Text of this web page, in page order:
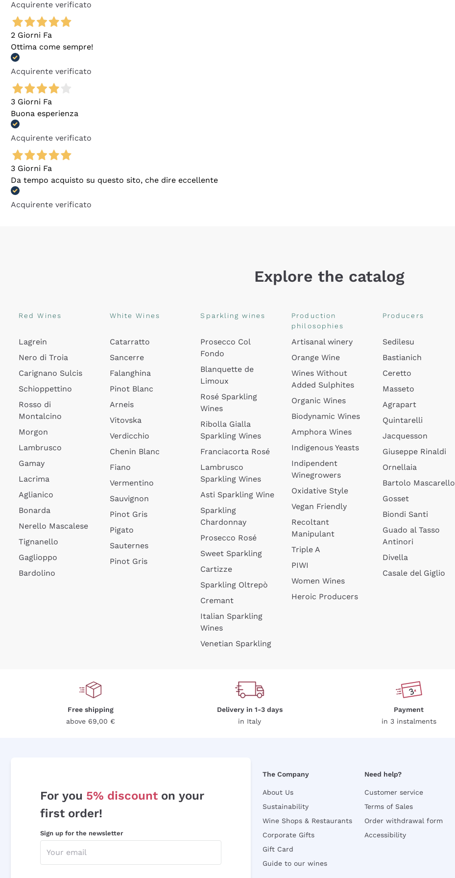
Acquirente verificato
2 Giorni Fa
Ottima come sempre!
Acquirente verificato
3 Giorni Fa
Buona esperienza
Acquirente verificato
3 Giorni Fa
Da tempo acquisto su questo sito, che dire eccellente
Acquirente verificato
Explore the catalog
Red Wines
Lagrein
Nero di Troia
Carignano Sulcis
Schioppettino
Rosso di
Montalcino
Morgon
Lambrusco
Gamay
Lacrima
Aglianico
Bonarda
Nerello Mascalese
Tignanello
Gaglioppo
Bardolino
White Wines
Catarratto
Sancerre
Falanghina
Pinot Blanc
Arneis
Vitovska
Verdicchio
Chenin Blanc
Fiano
Vermentino
Sauvignon
Pinot Gris
Pigato
Sauternes
Pinot Gris
Sparkling wines
Prosecco Col
Fondo
Blanquette de
Limoux
Rosé Sparkling
Wines
Ribolla Gialla
Sparkling Wines
Franciacorta Rosé
Lambrusco
Sparkling Wines
Asti Sparkling Wine
Sparkling
Chardonnay
Prosecco Rosé
Sweet Sparkling
Cartizze
Sparkling Oltrepò
Cremant
Italian Sparkling
Wines
Venetian Sparkling
Production
philosophies
Artisanal winery
Orange Wine
Wines Without
Added Sulphites
Organic Wines
Biodynamic Wines
Amphora Wines
Indigenous Yeasts
Indipendent
Winegrowers
Oxidative Style
Vegan Friendly
Recoltant
Manipulant
Triple A
PIWI
Women Wines
Heroic Producers
Producers
Sedilesu
Bastianich
Ceretto
Masseto
Agrapart
Quintarelli
Jacquesson
Giuseppe Rinaldi
Ornellaia
Bartolo Mascarello
Gosset
Biondi Santi
Guado al Tasso
Antinori
Divella
Casale del Giglio
Free shipping
above 69,00 €
Delivery in 1-3 days
in Italy
Payment
in 3 instalments
For you 5% discount on your
first order!
Sign up for the newsletter
The Company
About Us
Sustainability
Wine Shops & Restaurants
Corporate Gifts
Gift Card
Guide to our wines
Need help?
Customer service
Terms of Sales
Order withdrawal form
Accessibility